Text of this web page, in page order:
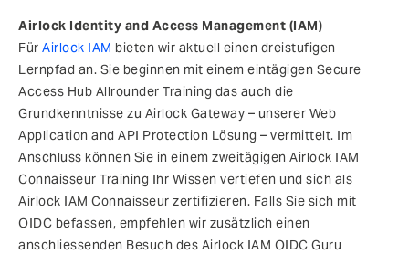
Airlock Identity and Access Management (IAM)
Für Airlock IAM bieten wir aktuell einen dreistufigen
Lernpfad an. Sie beginnen mit einem eintägigen Secure
Access Hub Allrounder Training das auch die
Grundkenntnisse zu Airlock Gateway – unserer Web
Application and API Protection Lösung – vermittelt. Im
Anschluss können Sie in einem zweitägigen Airlock IAM
Connaisseur Training Ihr Wissen vertiefen und sich als
Airlock IAM Connaisseur zertifizieren. Falls Sie sich mit
OIDC befassen, empfehlen wir zusätzlich einen
anschliessenden Besuch des Airlock IAM OIDC Guru